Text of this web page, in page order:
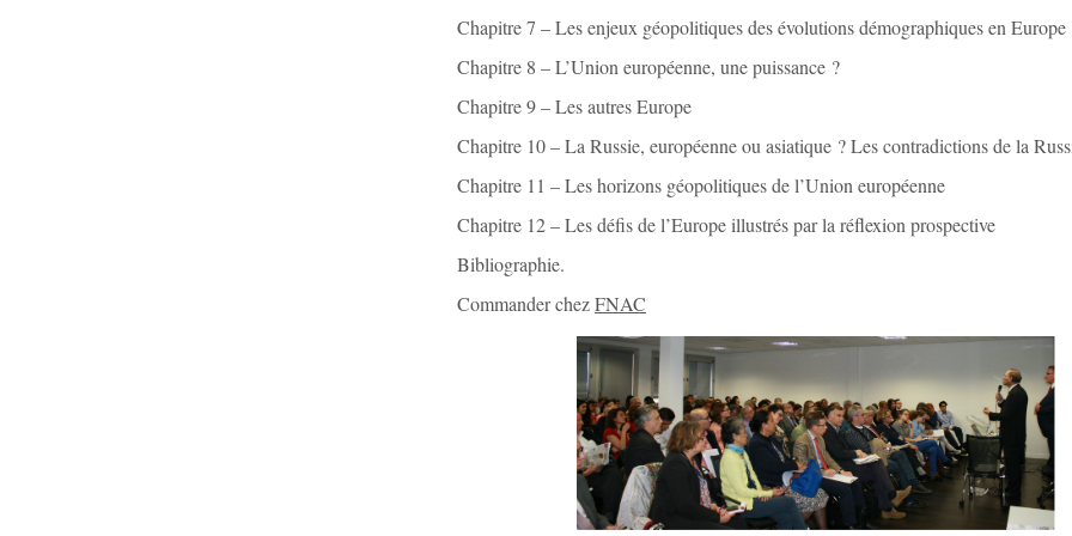
Chapitre 7 – Les enjeux géopolitiques des évolutions démographiques en Europe
Chapitre 8 – L’Union européenne, une puissance ?
Chapitre 9 – Les autres Europe
Chapitre 10 – La Russie, européenne ou asiatique ? Les contradictions de la
Chapitre 11 – Les horizons géopolitiques de l’Union européenne
Chapitre 12 – Les défis de l’Europe illustrés par la réflexion prospective
Bibliographie.
Commander chezFNAC